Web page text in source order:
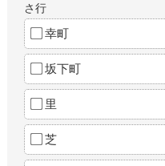
さ行
幸町
坂下町
里
芝